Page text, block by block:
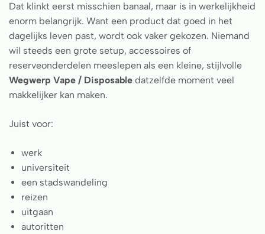
Dat klinkt eerst misschien banaal, maar is in werkelijkheid
enorm belangrijk. Want een product dat goed in het
dagelijks leven past, wordt ook vaker gekozen. Niemand
wil steeds een grote setup, accessoires of
reserveonderdelen meeslepen als een kleine, stijlvolle
Wegwerp Vape / Disposable datzelfde moment veel
makkelijker kan maken.
Juist voor:
werk
universiteit
een stadswandeling
reizen
uitgaan
autoritten